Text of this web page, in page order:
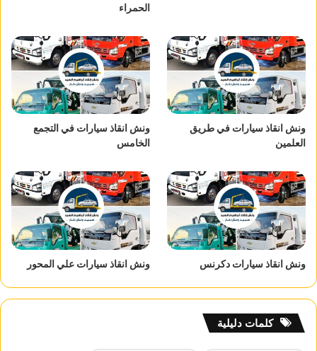
الحمراء
ونش انقاذ سيارات في طريق
العلمين
ونش انقاذ سيارات في التجمع
الخامس
ونش انقاذ سيارات دكرنس ونش انقاذ سيارات علي المحور
كلمات دليلية